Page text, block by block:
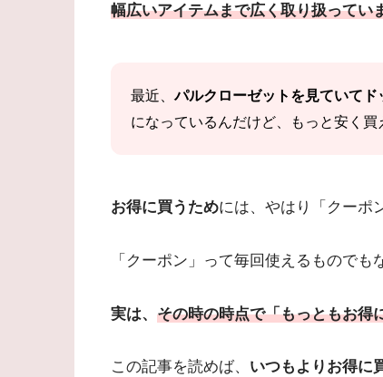
幅広いアイテムまで広く取り扱ってい
最近、 パルクローゼットを見ていて
になっているんだけど、もっと安く買
お得に買うためには、やはり「クーポ
「クーポン」って毎回使えるもので
実は、 その時の時点で「もっともお得
この記事を読めば、 いつもよりお得に